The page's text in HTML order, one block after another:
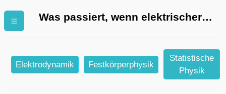
Was passiert, wenn elektrischer
Elektrodynamik Festkörperphysik
Statistische
Physik